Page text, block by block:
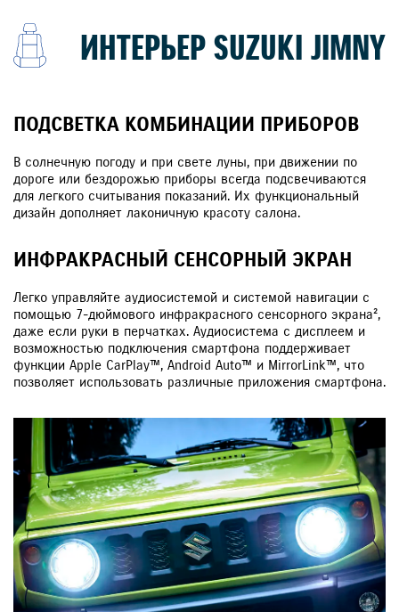
ИНТЕРЬЕР SUZUKI JIMNY
ПОДСВЕТКА КОМБИНАЦИИ ПРИБОРОВ
В солнечную погоду и при свете луны, при движении по
дороге или бездорожью приборы всегда подсвечиваются
для легкого считывания показаний. Их функциональный
дизайн дополняет лаконичную красоту салона.
ИНФРАКРАСНЫЙ СЕНСОРНЫЙ ЭКРАН
Легко управляйте аудиосистемой и системой навигации с
помощью 7-дюймового инфракрасного сенсорного экрана²,
даже если руки в перчатках. Аудиосистема с дисплеем и
возможностью подключения смартфона поддерживает
функции Apple CarPlay™, Android Auto™ и MirrorLink™, что
позволяет использовать различные приложения смартфона.